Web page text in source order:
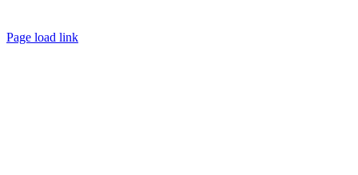
Page load link